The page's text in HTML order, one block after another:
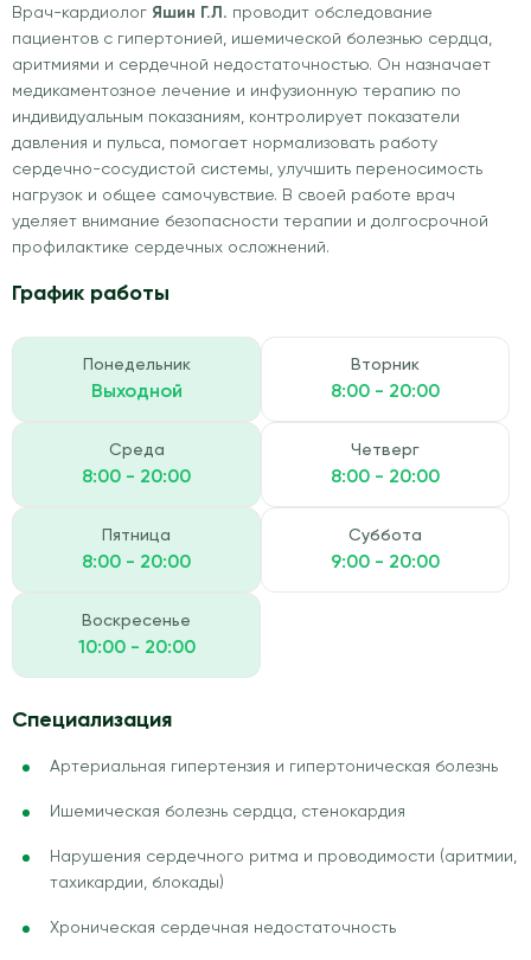
Врач-кардиолог Яшин Г.Л. проводит обследование
пациентов с гипертонией, ишемической болезнью сердца,
аритмиями и сердечной недостаточностью. Он назначает
медикаментозное лечение и инфузионную терапию по
индивидуальным показаниям, контролирует показатели
давления и пульса, помогает нормализовать работу
сердечно-сосудистой системы, улучшить переносимость
нагрузок и общее самочувствие. В своей работе врач
уделяет внимание безопасности терапии и долгосрочной
профилактике сердечных осложнений.
График работы
Понедельник
Выходной
Вторник
8:00 - 20:00
Среда
8:00 - 20:00
Четверг
8:00 - 20:00
Пятница
8:00 - 20:00
Суббота
9:00 - 20:00
Воскресенье
10:00 - 20:00
Специализация
Артериальная гипертензия и гипертоническая болезнь
Ишемическая болезнь сердца, стенокардия
Нарушения сердечного ритма и проводимости (аритмии,
тахикардии, блокады)
Хроническая сердечная недостаточность